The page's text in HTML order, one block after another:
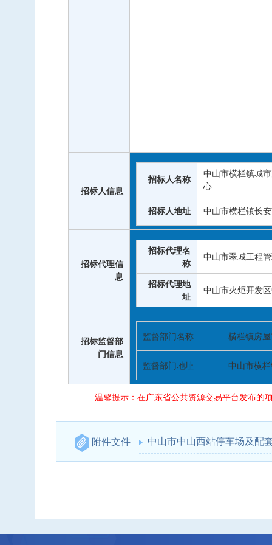
招标人信息
招标人名称
中山市横栏镇城
心
招标人地址 中山市横栏镇长
招标代理信
息
招标代理名
称
中山市翠城工程
招标代理地
址
中山市火炬开发
招标监督部
门信息
监督部门名称 横栏镇房
监督部门地址 中山市横
温馨提示：在广东省公共资源交易平台发布的
附件文件 中山市中山西站停车场及配